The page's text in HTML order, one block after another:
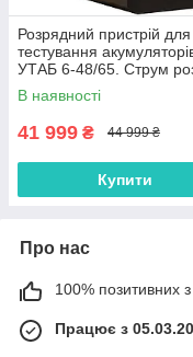
Розрядний пристрій для
тестування
УТАБ 6-48/65. Струм
- до 65 Ампер.
В наявності
41 999 ₴ 44 999 ₴
Купити
Про нас
100% позитивних з
Працює з